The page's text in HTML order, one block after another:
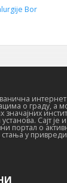
интернет
о граду, а
значајних
Сајт је
портал о
у